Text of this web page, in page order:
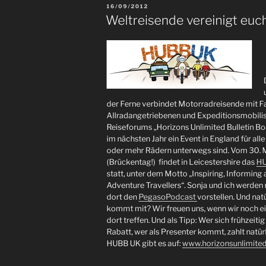
VERÖFFENTLICHT
AM
16/09/2012
Weltreisende vereinigt
der Ferne verbindet Motorradreisende mit
Allradangetriebenen und
Reiseforums „Horizons Unlimited Bulletin
im nächsten Jahr ein Event in England für
oder mehr Rädern unterwegs sind. Vom 30.
(Brückentag!) findet in Leicestershire das
statt, unter dem Motto „Inspiring, Informing
Adventure Travellers“. Sonja und ich
dort den PegasoPodcastvorstellen. Und
kommt mit? Wir freuen uns, wenn wir noch
dort treffen. Und als Tipp: Wer sich
Rabatt, wer als Presenter kommt, zahlt
HUBB UK gibt es auf: